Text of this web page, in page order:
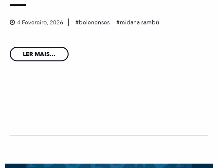
4 Fevereiro, 2026 belenenses midana sambú
LER MAIS...